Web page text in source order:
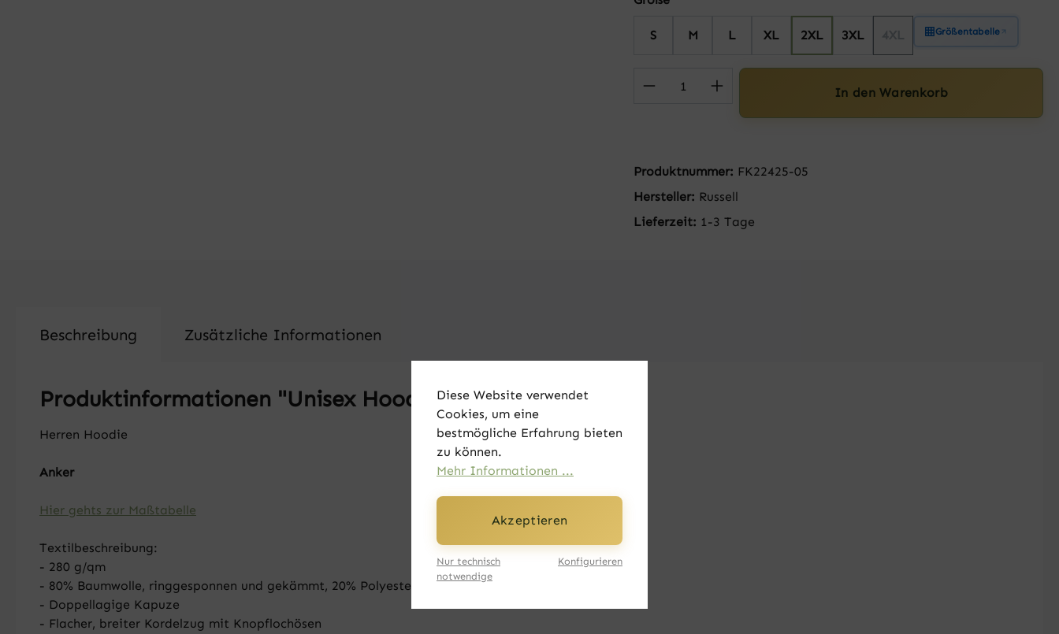
S M L XL 2XL 3XL Größentabelle
Produkt Anzahl: Gib den gewünschten Wert
In den Warenkorb
Produktnummer: FK22425-05
Hersteller: Russell
Lieferzeit: 1-3 Tage
Beschreibung Zusätzliche Informationen
Produktinformationen "Unisex Hoodie - Anker weiß 2XL"
Herren Hoodie
Anker
Hier gehts zur Maßtabelle
Textilbeschreibung:
- 280 g/qm
- 80% Baumwolle, ringgesponnen und gekämmt, 20% Polyester (3-lagiger Stoff)
- Doppellagige Kapuze
- Flacher, breiter Kordelzug mit Knopflochösen
Diese Website verwendet
Cookies, um eine
bestmögliche Erfahrung bieten
zu können.
Mehr Informationen ...
Akzeptieren
Nur technisch
notwendige
Konfigurieren